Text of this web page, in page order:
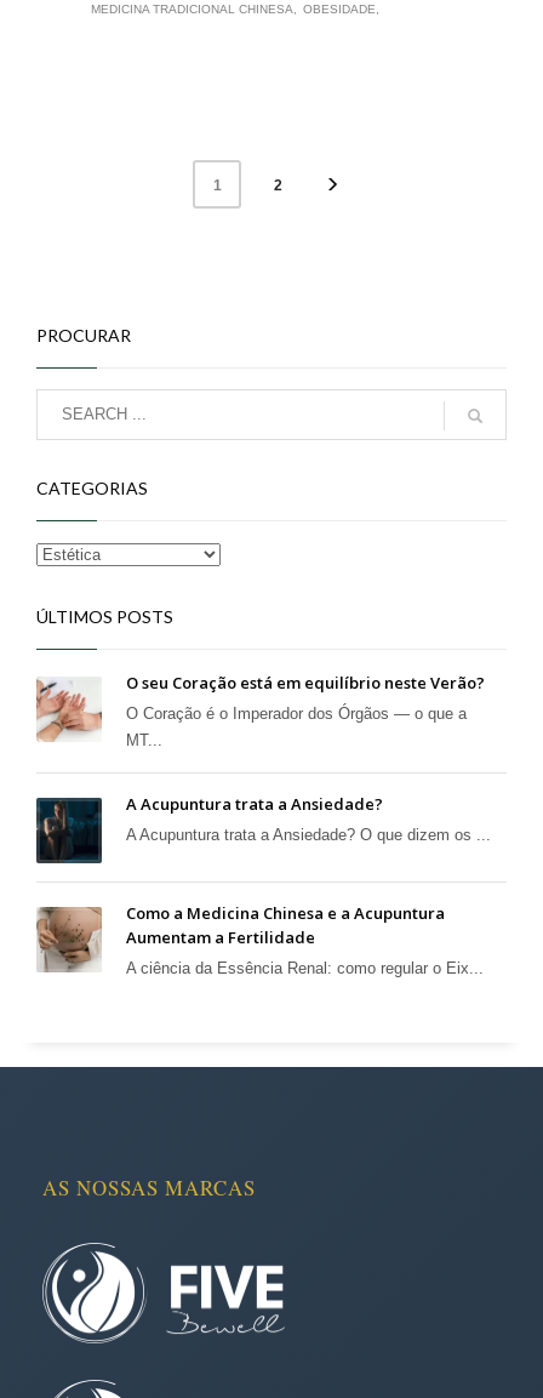
MEDICINA TRADICIONAL CHINESA
OBESIDADE
1 2
PROCURAR
CATEGORIAS
ÚLTIMOS POSTS
O seu Coração está em equilíbrio neste Verão?
O Coração é o Imperador dos Órgãos — o que a
MT...
A Acupuntura trata a Ansiedade?
A Acupuntura trata a Ansiedade? O que dizem os ...
Como a Medicina Chinesa e a Acupuntura
Aumentam a Fertilidade
A ciência da Essência Renal: como regular o Eix...
AS NOSSAS MARCAS